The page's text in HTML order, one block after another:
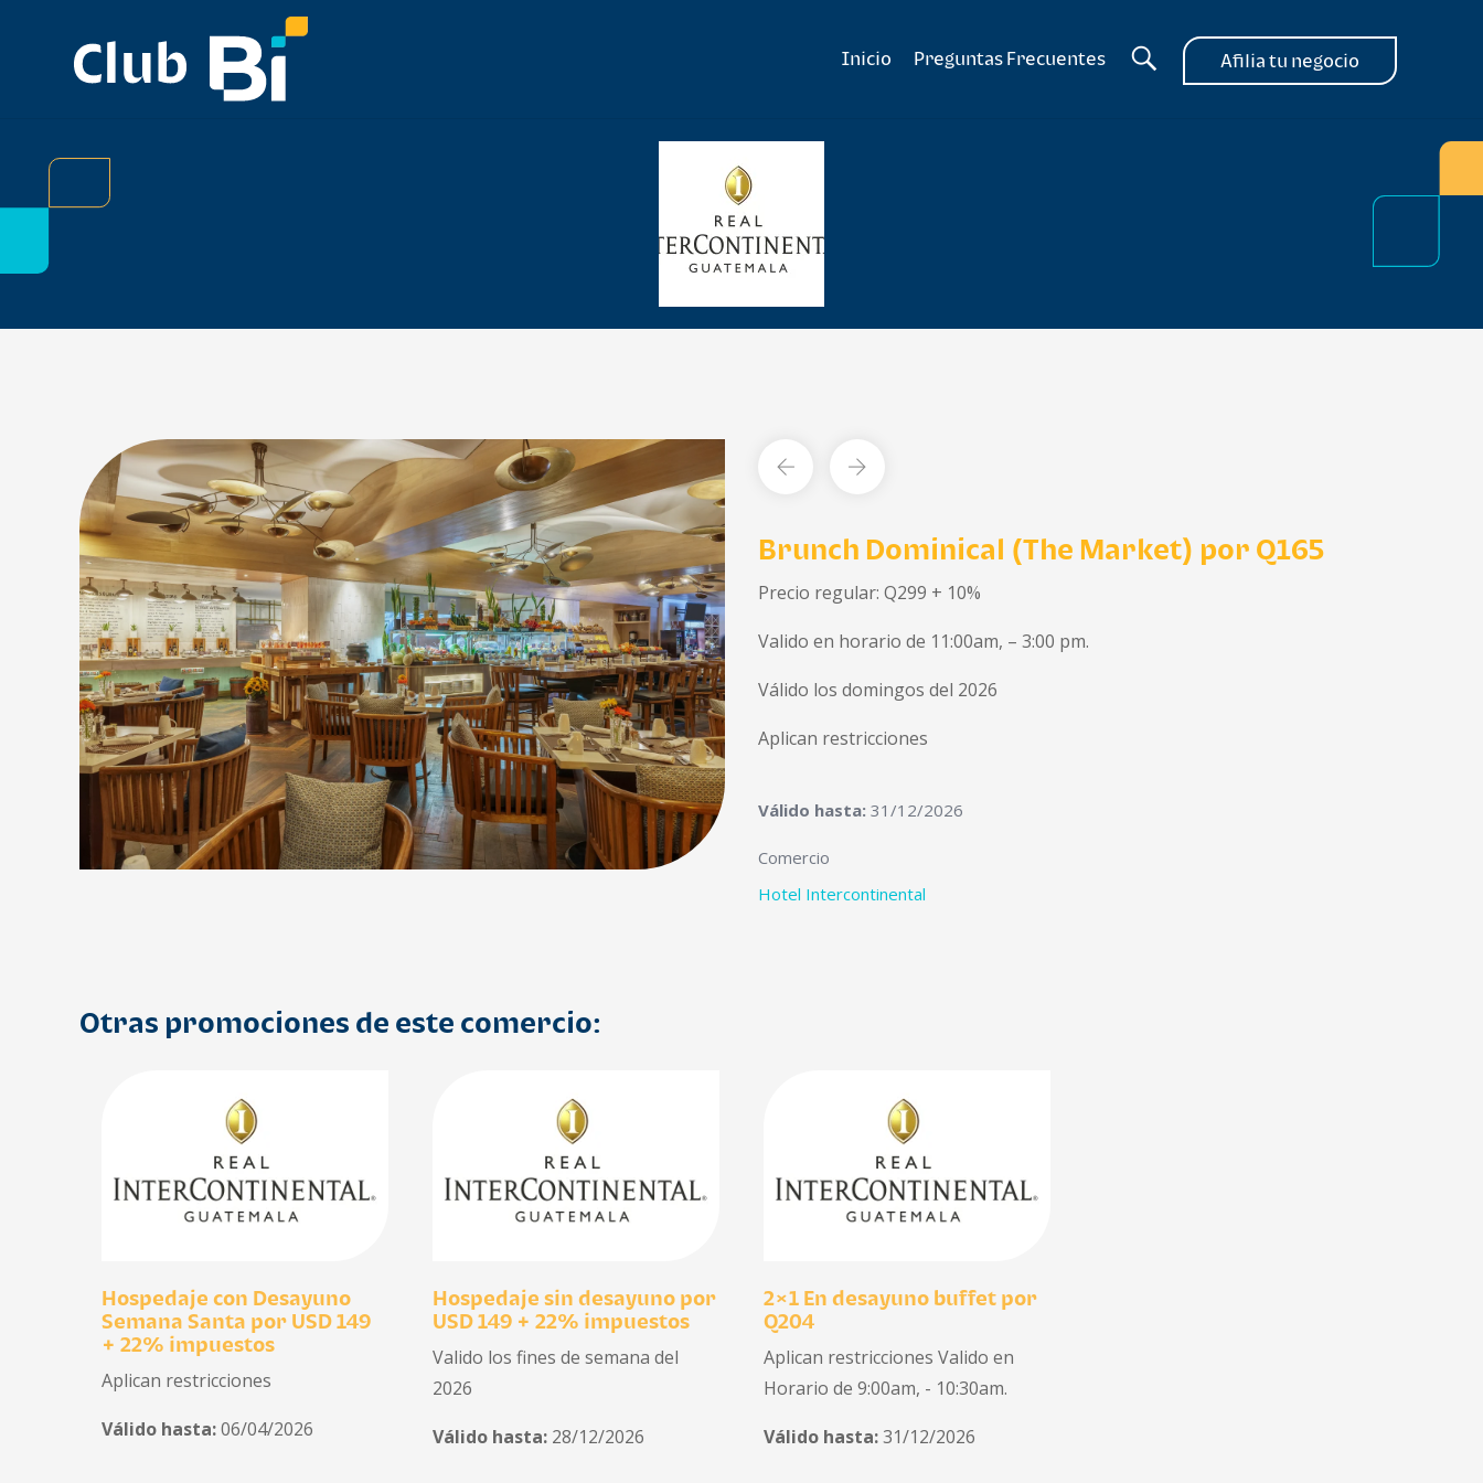
Inicio Preguntas Frecuentes Afilia tu negocio
Brunch Dominical (The Market) por Q165
Precio regular: Q299 + 10%
Valido en horario de 11:00am, – 3:00 pm.
Válido los domingos del 2026
Aplican restricciones
Válido hasta: 31/12/2026
Comercio
Hotel Intercontinental
Otras promociones de este comercio:
Hospedaje con Desayuno
Semana Santa por USD 149
+ 22% impuestos
Aplican restricciones
Válido hasta:06/04/2026
Hospedaje sin desayuno por
USD 149 + 22% impuestos
Valido los fines de semana del
2026
Válido hasta: 28/12/2026
2×1 En desayuno buffet por
Q204
Aplican restricciones Valido en
Horario de 9:00am, - 10:30am.
Válido hasta:31/12/2026